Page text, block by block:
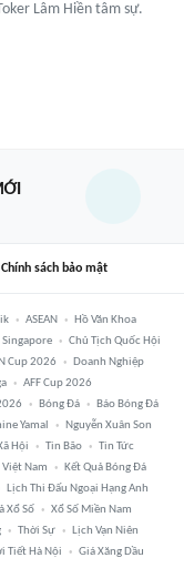
Lâm Hiền tâm sự.
Chính sách bảo mật
ASEAN
Hồ Văn Khoa
Singapore
Chủ Tịch Quốc Hội
Cup 2026
Doanh Nghiệp
AFF Cup 2026
Bóng Đá
Báo Bóng Đá
Yamal
Nguyễn Xuân Son
Hội Tin Bão
Tin Tức
Nam
Kết Quả Bóng Đá
Lịch Thi Đấu Ngoại Hạng Anh
Xổ Số
Xổ Số Miền Nam
Thời Sự
Lịch Vạn Niên
Tiết Hà Nội Giá Xăng Dầu